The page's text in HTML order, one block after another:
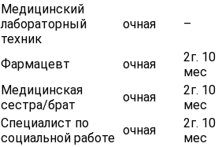
Медицинский
лабораторный
техник
очная –
Фармацевт очная
2г. 10
мес
Медицинская
сестра/брат
очная
2г. 10
мес
Специалист по
социальной работе
очная
2г. 10
мес